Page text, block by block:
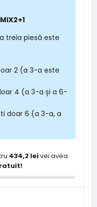
MIX2+1
treia piesă este
2 (a 3-a este
4 (a 3-a și a 6-
doar 6 (a 3-a, a
434,2 leivei avea